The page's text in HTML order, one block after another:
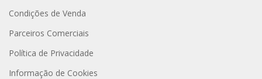
Condições de Venda
Parceiros Comerciais
Política de Privacidade
Informação de Cookies